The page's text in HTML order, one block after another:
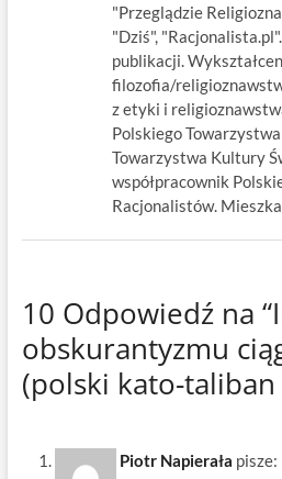
"Przeglądzie
"Dziś",
publikacji.
filozofia/
z etyki i
Polskiego
Towarzystwa Kultury
współpracownik
Racjonalistów.
10 Odpowiedź na
obskurantyzmu
(polski kato-taliban
Piotr Napierała pisze: